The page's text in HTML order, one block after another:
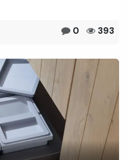
0 393